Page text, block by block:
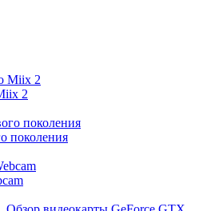
2
поколения